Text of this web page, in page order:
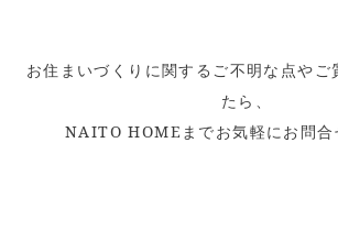
お住まいづくりに関するご不明な点やご
たら、
NAITO HOMEまでお気軽にお問合